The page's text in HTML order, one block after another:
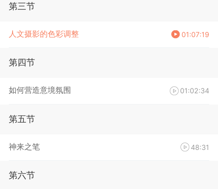
第三节
人文摄影的色彩调整 01:07:19
第四节
如何营造意境氛围 01:02:34
第五节
神来之笔 48:31
第六节